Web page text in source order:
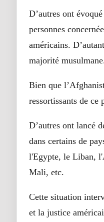
D’autres ont
personnes
américains.
majorité
Bien que
ressortissants de ce
D’autres ont lancé
dans certains de
l'Egypte, le Liban,
Mali, etc.
Cette situation
et la justice